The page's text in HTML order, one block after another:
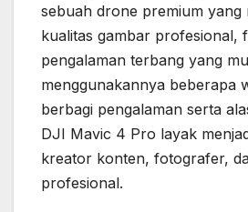
sebuah drone premium yang
kualitas gambar profesional,
pengalaman terbang yang
menggunakannya beberapa
berbagi pengalaman serta
DJI Mavic 4 Pro layak
kreator konten, fotografer,
profesional.